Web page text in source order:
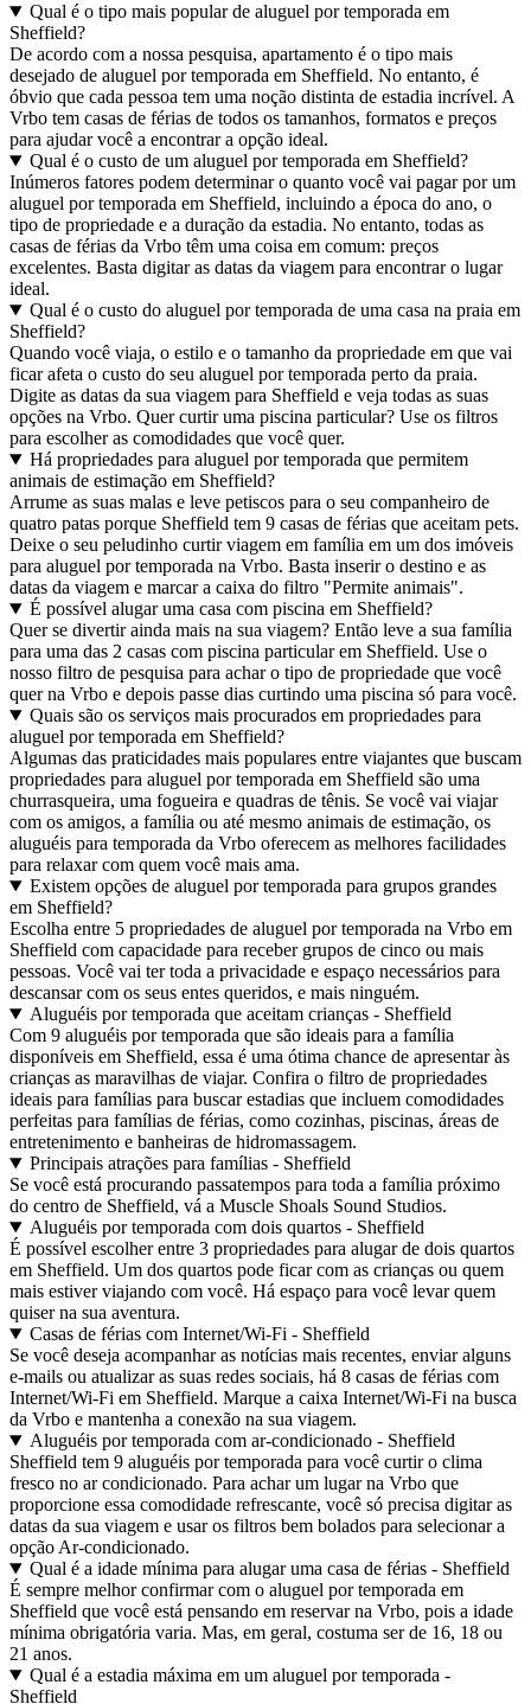
Qual é o tipo mais popular de aluguel por temporada em
Sheffield?
De acordo com a nossa pesquisa, apartamento é o tipo mais
desejado de aluguel por temporada em Sheffield. No entanto, é
óbvio que cada pessoa tem uma noção distinta de estadia incrível. A
Vrbo tem casas de férias de todos os tamanhos, formatos e preços
para ajudar você a encontrar a opção ideal.
Qual é o custo de um aluguel por temporada em Sheffield?
Inúmeros fatores podem determinar o quanto você vai pagar por um
aluguel por temporada em Sheffield, incluindo a época do ano, o
tipo de propriedade e a duração da estadia. No entanto, todas as
casas de férias da Vrbo têm uma coisa em comum: preços
excelentes. Basta digitar as datas da viagem para encontrar o lugar
ideal.
Qual é o custo do aluguel por temporada de uma casa na praia em
Sheffield?
Quando você viaja, o estilo e o tamanho da propriedade em que vai
ficar afeta o custo do seu aluguel por temporada perto da praia.
Digite as datas da sua viagem para Sheffield e veja todas as suas
opções na Vrbo. Quer curtir uma piscina particular? Use os filtros
para escolher as comodidades que você quer.
Há propriedades para aluguel por temporada que permitem
animais de estimação em Sheffield?
Arrume as suas malas e leve petiscos para o seu companheiro de
quatro patas porque Sheffield tem 9 casas de férias que aceitam pets.
Deixe o seu peludinho curtir viagem em família em um dos imóveis
para aluguel por temporada na Vrbo. Basta inserir o destino e as
datas da viagem e marcar a caixa do filtro "Permite animais".
É possível alugar uma casa com piscina em Sheffield?
Quer se divertir ainda mais na sua viagem? Então leve a sua família
para uma das 2 casas com piscina particular em Sheffield. Use o
nosso filtro de pesquisa para achar o tipo de propriedade que você
quer na Vrbo e depois passe dias curtindo uma piscina só para você.
Quais são os serviços mais procurados em propriedades para
aluguel por temporada em Sheffield?
Algumas das praticidades mais populares entre viajantes que buscam
propriedades para aluguel por temporada em Sheffield são uma
churrasqueira, uma fogueira e quadras de tênis. Se você vai viajar
com os amigos, a família ou até mesmo animais de estimação, os
aluguéis para temporada da Vrbo oferecem as melhores facilidades
para relaxar com quem você mais ama.
Existem opções de aluguel por temporada para grupos grandes
em Sheffield?
Escolha entre 5 propriedades de aluguel por temporada na Vrbo em
Sheffield com capacidade para receber grupos de cinco ou mais
pessoas. Você vai ter toda a privacidade e espaço necessários para
descansar com os seus entes queridos, e mais ninguém.
Aluguéis por temporada que aceitam crianças - Sheffield
Com 9 aluguéis por temporada que são ideais para a família
disponíveis em Sheffield, essa é uma ótima chance de apresentar às
crianças as maravilhas de viajar. Confira o filtro de propriedades
ideais para famílias para buscar estadias que incluem comodidades
perfeitas para famílias de férias, como cozinhas, piscinas, áreas de
entretenimento e banheiras de hidromassagem.
Principais atrações para famílias - Sheffield
Se você está procurando passatempos para toda a família próximo
do centro de Sheffield, vá a Muscle Shoals Sound Studios.
Aluguéis por temporada com dois quartos - Sheffield
É possível escolher entre 3 propriedades para alugar de dois quartos
em Sheffield. Um dos quartos pode ficar com as crianças ou quem
mais estiver viajando com você. Há espaço para você levar quem
quiser na sua aventura.
Casas de férias com Internet/Wi-Fi - Sheffield
Se você deseja acompanhar as notícias mais recentes, enviar alguns
e-mails ou atualizar as suas redes sociais, há 8 casas de férias com
Internet/Wi-Fi em Sheffield. Marque a caixa Internet/Wi-Fi na busca
da Vrbo e mantenha a conexão na sua viagem.
Aluguéis por temporada com ar-condicionado - Sheffield
Sheffield tem 9 aluguéis por temporada para você curtir o clima
fresco no ar condicionado. Para achar um lugar na Vrbo que
proporcione essa comodidade refrescante, você só precisa digitar as
datas da sua viagem e usar os filtros bem bolados para selecionar a
opção Ar-condicionado.
Qual é a idade mínima para alugar uma casa de férias - Sheffield
É sempre melhor confirmar com o aluguel por temporada em
Sheffield que você está pensando em reservar na Vrbo, pois a idade
mínima obrigatória varia. Mas, em geral, costuma ser de 16, 18 ou
21 anos.
Qual é a estadia máxima em um aluguel por temporada -
Sheffield